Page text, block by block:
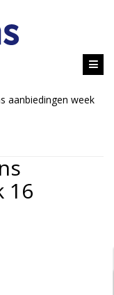
aanbiedingen week
16